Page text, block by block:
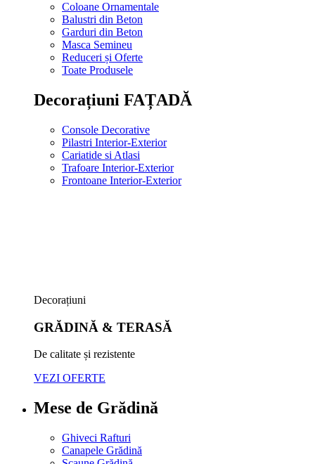
Coloane Ornamentale
Balustri din Beton
Garduri din Beton
Masca Semineu
Reduceri și Oferte
Toate Produsele
Decorațiuni FAȚADĂ
Console Decorative
Pilastri Interior-Exterior
Cariatide si Atlasi
Trafoare Interior-Exterior
Frontoane Interior-Exterior
Decorațiuni
GRĂDINĂ & TERASĂ
De calitate și rezistente
VEZI OFERTE
Mese de Grădină
Ghiveci Rafturi
Canapele Grădină